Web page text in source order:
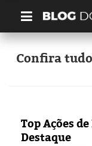
Confira
Top Ações
Destaque